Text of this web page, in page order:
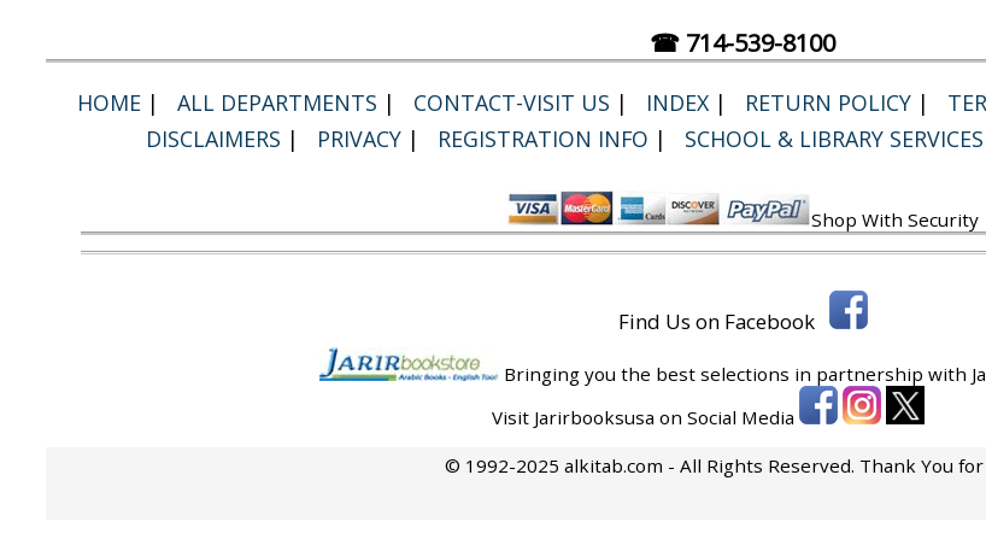
☎ 714-539-8100
HOME | ALL DEPARTMENTS | CONTACT-VISIT US | INDEX | RETURN POLICY |
DISCLAIMERS | PRIVACY | REGISTRATION INFO | SCHOOL & LIBRARY SERVICES
Shop With Security
Find Us on Facebook
Bringing you the best selections in partnership with
Visit Jarirbooksusa on Social Media
© 1992-2025 alkitab.com - All Rights Reserved. Thank You